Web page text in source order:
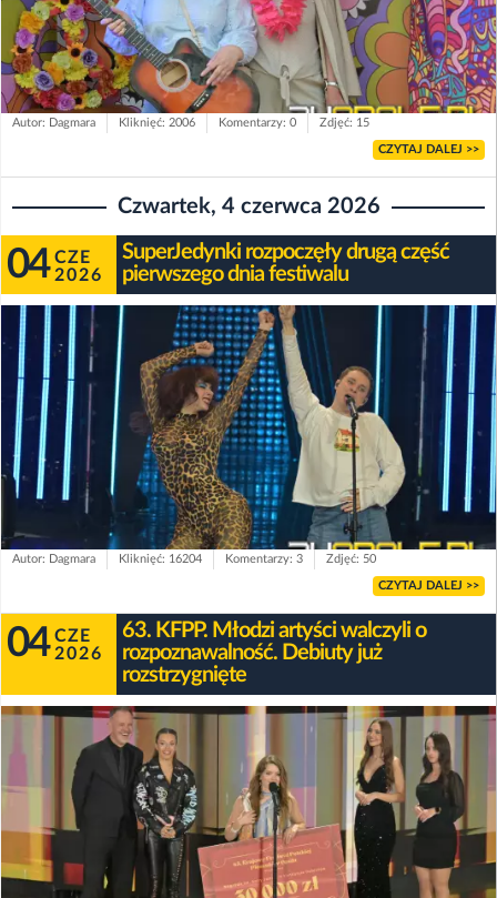
Autor: Dagmara Kliknięć: 2006 Komentarzy: 0 Zdjęć: 15
CZYTAJ DALEJ >>
Czwartek, 4 czerwca 2026
04 CZE
2026
SuperJedynki rozpoczęły drugą część
pierwszego dnia festiwalu
Autor: Dagmara Kliknięć: 16204 Komentarzy: 3 Zdjęć: 50
CZYTAJ DALEJ >>
04 CZE
2026
63. KFPP. Młodzi artyści walczyli o
rozpoznawalność. Debiuty już
rozstrzygnięte